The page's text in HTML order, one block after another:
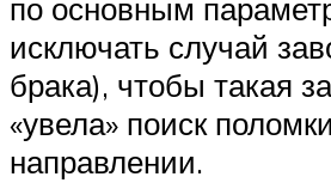
по основным
исключать случай
брака), чтобы такая
«увела» поиск
направлении.